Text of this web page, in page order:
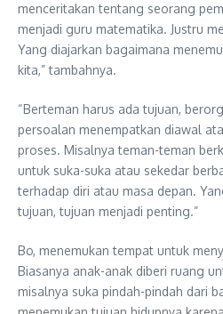
menceritakan tentang seorang
menjadi guru matematika. Justru
Yang diajarkan bagaimana
kita,” tambahnya.
“Berteman harus ada tujuan,
persoalan menempatkan diawal
proses. Misalnya teman-teman
untuk suka-suka atau sekedar
terhadap diri atau masa depan.
tujuan, tujuan menjadi penting.”
Bo, menemukan tempat untuk
Biasanya anak-anak diberi ruang
misalnya suka pindah-pindah dari